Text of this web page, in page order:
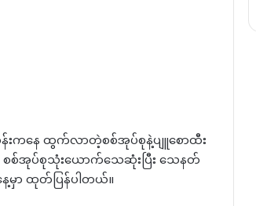
န်းကနေ ထွက်လာတဲ့စစ်အုပ်စုနဲ့ပျူစောထီး
စ်အုပ်စုသုံးယောက်သေဆုံးပြီး သေနတ်
ထုတ်ပြန်ပါတယ်။